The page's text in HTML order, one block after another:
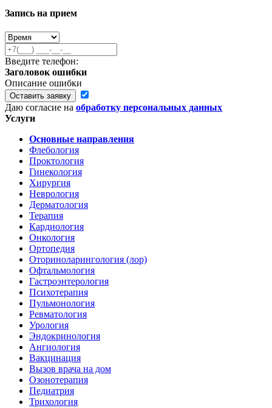
Запись на прием
Введите телефон:
Заголовок ошибки
Описание ошибки
Оставить заявку
Даю согласие на обработку персональных данных
Услуги
Основные направления
Флебология
Проктология
Гинекология
Хирургия
Неврология
Дерматология
Терапия
Кардиология
Онкология
Ортопедия
Оториноларингология (лор)
Офтальмология
Гастроэнтерология
Психотерапия
Пульмонология
Ревматология
Урология
Эндокринология
Ангиология
Вакцинация
Вызов врача на дом
Озонотерапия
Педиатрия
Трихология